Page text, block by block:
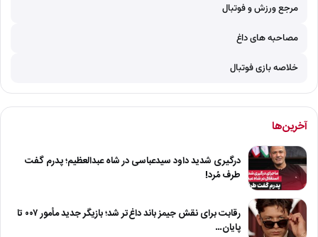
مرجع ورزش و فوتبال
مصاحبه های داغ
خلاصه بازی فوتبال
آخرین‌ها
درگیری شدید داود سیدعباسی در شاه عبدالعظیم؛ پدرم گفت
طرف مُرد!
رقابت برای نقش جیمز باند داغ‌تر شد؛ بازیگر جدید مأمور ۰۰۷ تا
پایان…